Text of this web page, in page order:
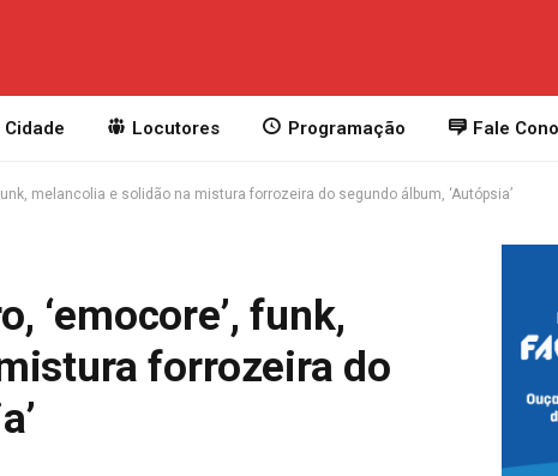
Cidade Locutores Programação Fale
melancolia e solidão na mistura forrozeira do segundo álbum, ‘Autópsia’
‘emocore’, funk,
forrozeira do